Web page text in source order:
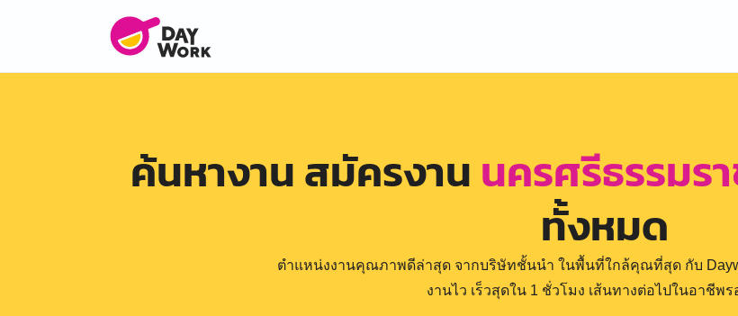
ค้นหางาน สมัครงาน นครศรีธรรมร
ทั้งหมด
ตำแหน่งงานคุณภาพดีล่าสุด จากบริษัทชั้นนำ ในพื้นที่ใกล้คุณที่สุด กับ
งานไว เร็วสุดใน 1 ชั่วโมง เส้นทางต่อไปในอาชีพ